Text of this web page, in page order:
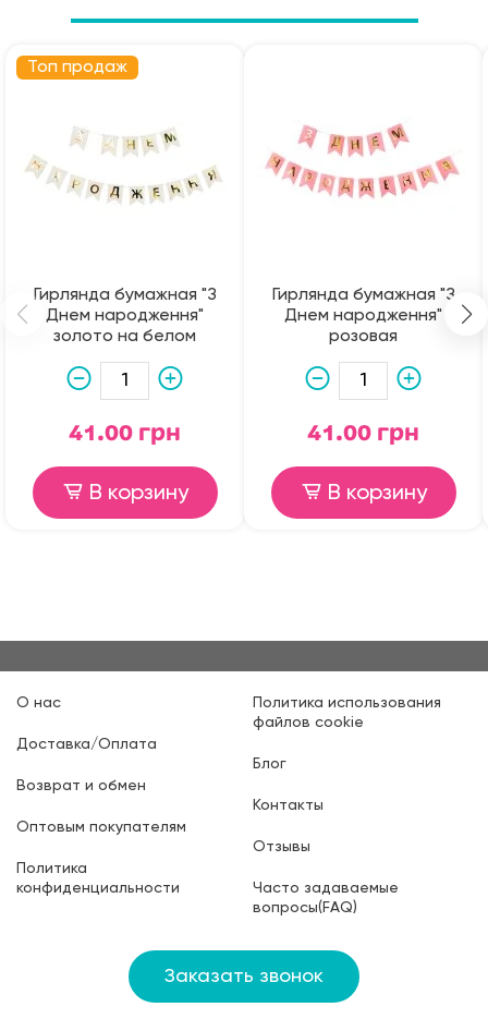
Топ продаж
Гирлянда бумажная "З
Днем народження"
золото на белом
41.00 грн
В корзину
Гирлянда бумажная "З
Днем народження"
розовая
41.00 грн
В корзину
О нас
Доставка/Оплата
Возврат и обмен
Оптовым покупателям
Политика
конфиденциальности
Политика использования
файлов cookie
Блог
Контакты
Отзывы
Часто задаваемые
вопросы(FAQ)
Заказать звонок